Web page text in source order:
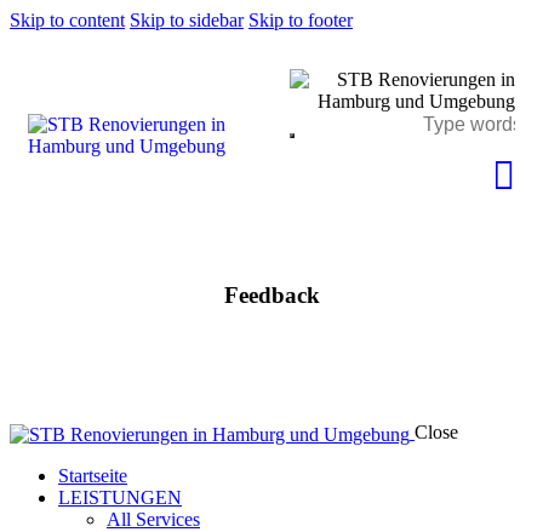
Skip to content Skip to sidebar Skip to footer
Feedback
Close
Startseite
LEISTUNGEN
All Services